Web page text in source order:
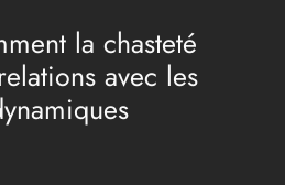
la chasteté
avec les